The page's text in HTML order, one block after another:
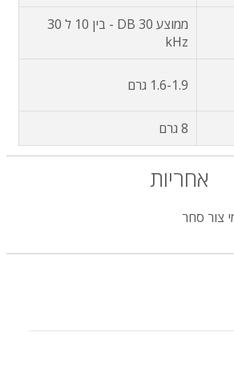
ממוצע 30 DB - בין 10 ל 30
kHz
1.6-1.9 גרם
8 גרם
אחריות
צור סחר